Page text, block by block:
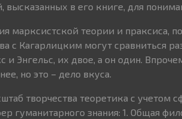
высказанных в его книге, для
марксистской теории и праксиса,
с Кагарлицким могут сравниться
и Энгельс, их двое, а он один.
но это – дело вкуса.
творчества теоретика с учетом
гуманитарного знания: 1. Общая